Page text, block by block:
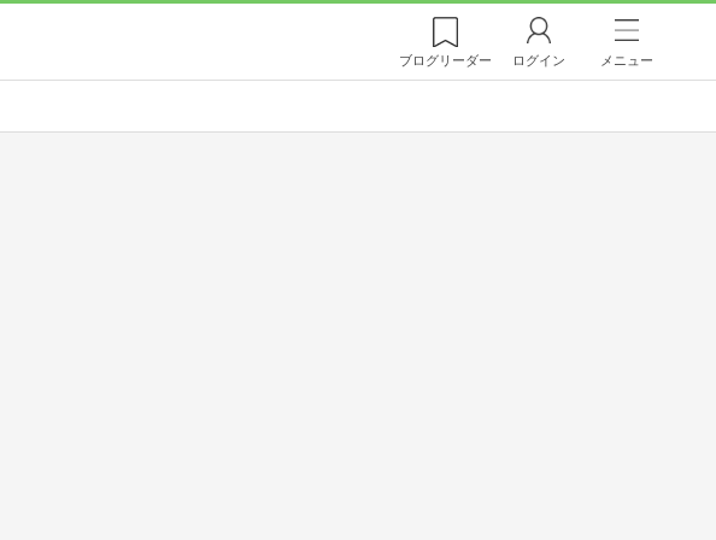
ブログリーダー ログイン メニュー